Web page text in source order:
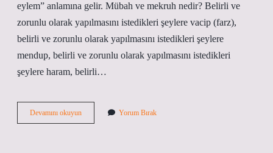
eylem” anlamına gelir. Mübah ve mekruh nedir? Belirli ve
zorunlu olarak yapılmasını istedikleri şeylere vacip (farz),
belirli ve zorunlu olarak yapılmasını istedikleri şeylere
mendup, belirli ve zorunlu olarak yapılmasını istedikleri
şeylere haram, belirli…
Devamını okuyunMübaha
Yakın
Yorum Bırak